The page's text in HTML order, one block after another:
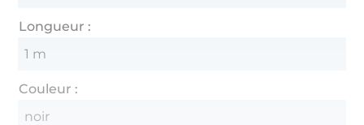
Longueur :
1 m
Couleur :
noir